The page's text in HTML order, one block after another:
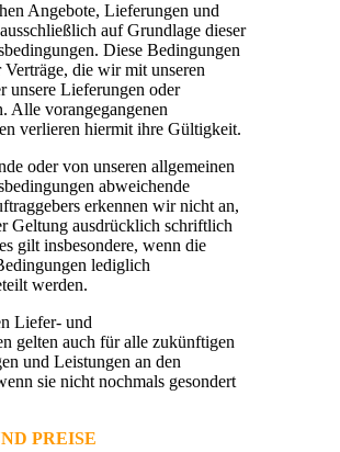
Angebote, Lieferungen und
auf Grundlage dieser
Diese Bedingungen
die wir mit unseren
unsere Lieferungen oder
Alle vorangegangenen
verlieren hiermit ihre Gültigkeit.
oder von unseren allgemeinen
abweichende
erkennen wir nicht an,
Geltung ausdrücklich schriftlich
gilt insbesondere, wenn die
lediglich
werden.
Liefer- und
gelten auch für alle zukünftigen
und Leistungen an den
sie nicht nochmals gesondert
PREISE